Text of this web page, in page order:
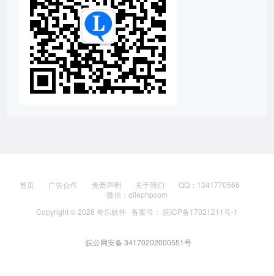
首页 广告合作 免责声明 关于我们
QQ：1341770566
微信：qilephpcom
Copyright © 2026 奇乐软件 备案号： 皖ICP备17021211号-1
皖公网安备 34170202000551号